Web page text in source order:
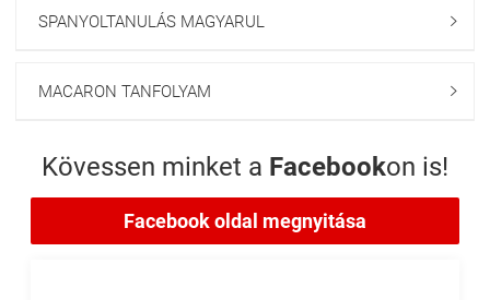
SPANYOLTANULÁS MAGYARUL 
MACARON TANFOLYAM 
Kövessen minket a Facebookon is!
Facebook oldal megnyitása